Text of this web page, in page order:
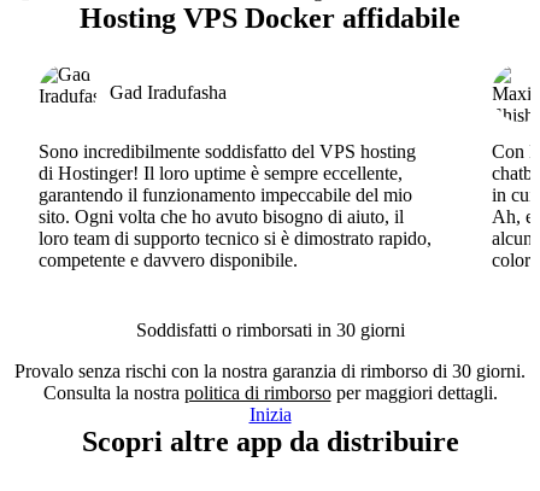
Hosting VPS Docker affidabile
Gad Iradufasha
Sono incredibilmente soddisfatto del VPS hosting
di Hostinger! Il loro uptime è sempre eccellente,
garantendo il funzionamento impeccabile del mio
sito. Ogni volta che ho avuto bisogno di aiuto, il
loro team di supporto tecnico si è dimostrato rapido,
competente e davvero disponibile.
Con
in cui
Ah, e
alcun
Soddisfatti o rimborsati in 30 giorni
Provalo senza rischi con la nostra garanzia di rimborso di 30 giorni.
Consulta la nostra politica di rimborsoper maggiori dettagli.
Inizia
Scopri altre app da distribuire